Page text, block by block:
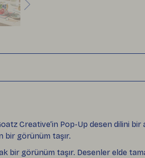
Creative’in Pop-Up desen dilini
bir görünüm taşır.
görünüm taşır. Desenler elde